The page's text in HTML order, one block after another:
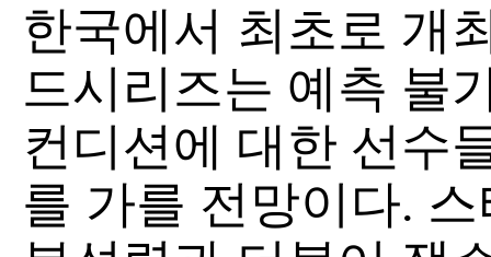
한국에서 최초로 개
드시리즈는 예측 불
컨디션에 대한 선수
를 가를 전망이다.